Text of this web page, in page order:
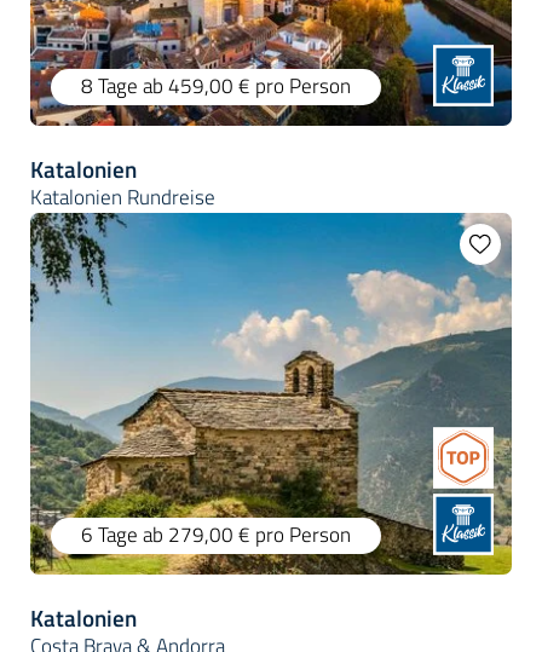
8 Tageab 459,00 € pro Person
Katalonien
Katalonien Rundreise
6 Tageab 279,00 € pro Person
Katalonien
Costa Brava & Andorra